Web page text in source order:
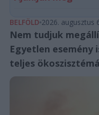
BELFÖLD 2026. augusztus
Nem tudjuk
Egyetlen
teljes